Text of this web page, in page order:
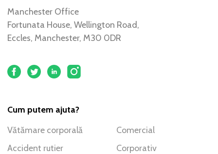
Manchester Office
Fortunata House, Wellington Road,
Eccles, Manchester, M30 0DR
Cum putem ajuta?
Vătămare corporală
Accident rutier
Comercial
Corporativ